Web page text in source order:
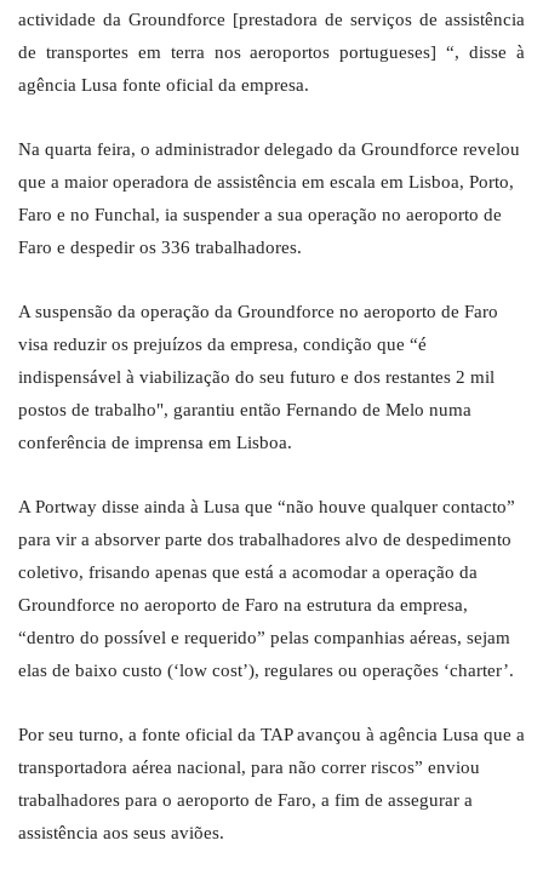
actividade da Groundforce [prestadora de serviços de assistência
de transportes em terra nos aeroportos portugueses] “, disse à
agência Lusa fonte oficial da empresa.
Na quarta feira, o administrador delegado da Groundforce revelou
que a maior operadora de assistência em escala em Lisboa, Porto,
Faro e no Funchal, ia suspender a sua operação no aeroporto de
Faro e despedir os 336 trabalhadores.
A suspensão da operação da Groundforce no aeroporto de Faro
visa reduzir os prejuízos da empresa, condição que “é
indispensável à viabilização do seu futuro e dos restantes 2 mil
postos de trabalho", garantiu então Fernando de Melo numa
conferência de imprensa em Lisboa.
A Portway disse ainda à Lusa que “não houve qualquer contacto”
para vir a absorver parte dos trabalhadores alvo de despedimento
coletivo, frisando apenas que está a acomodar a operação da
Groundforce no aeroporto de Faro na estrutura da empresa,
“dentro do possível e requerido” pelas companhias aéreas, sejam
elas de baixo custo (‘low cost’), regulares ou operações ‘charter’.
Por seu turno, a fonte oficial da TAP avançou à agência Lusa que a
transportadora aérea nacional, para não correr riscos” enviou
trabalhadores para o aeroporto de Faro, a fim de assegurar a
assistência aos seus aviões.